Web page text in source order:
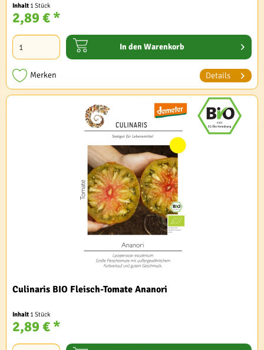
Inhalt 1 Stück
2,89 € *
In den Warenkorb
Merken Details
Culinaris BIO Fleisch-Tomate Ananori
Inhalt 1 Stück
2,89 € *